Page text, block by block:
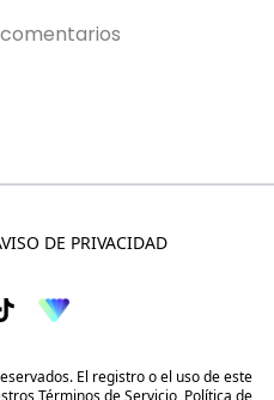
DE PRIVACIDAD
El registro o el uso de este